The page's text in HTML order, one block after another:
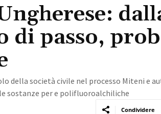
di passo,
della società civile nel processo Miteni e
sostanze per e polifluoroalchiliche
Condividere